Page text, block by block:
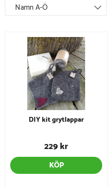
Namn A-Ö
DIY kit grytlappar
229 kr
KÖP